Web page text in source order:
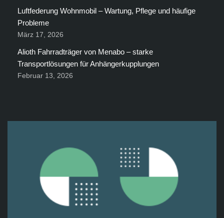
Luftfederung Wohnmobil – Wartung, Pflege und häufige
Probleme
März 17, 2026
Alioth Fahrradträger von Menabo – starke
Transportlösungen für Anhängerkupplungen
Februar 13, 2026